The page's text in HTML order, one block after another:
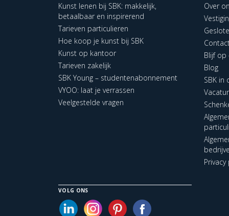
Kunst lenen bij SBK: makkelijk,
betaalbaar en inspirerend
Tarieven particulieren
Hoe koop je kunst bij SBK
Kunst op kantoor
Tarieven zakelijk
SBK Young – studentenabonnement
VYOO: laat je verrassen
Veelgestelde vragen
Over
Blijf op
Blog
SBK in
VOLG ONS